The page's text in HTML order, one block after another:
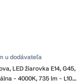
LED žiarovka E14, G45,
- 4000K, 735 lm - L101-
u dodávateľa